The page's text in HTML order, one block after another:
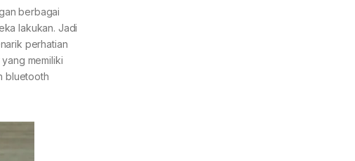
berbagai
lakukan. Jadi
perhatian
memiliki
bluetooth